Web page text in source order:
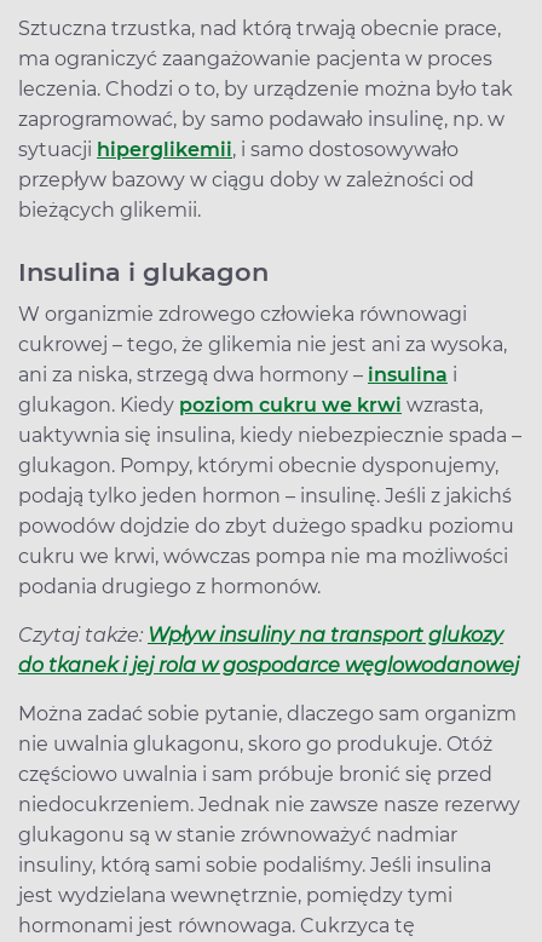
Sztuczna trzustka, nad którą trwają obecnie prace,
ma ograniczyć zaangażowanie pacjenta w proces
leczenia. Chodzi o to, by urządzenie można było tak
zaprogramować, by samo podawało insulinę, np. w
sytuacji hiperglikemii, i samo dostosowywało
przepływ bazowy w ciągu doby w zależności od
bieżących glikemii.
Insulina i glukagon
W organizmie zdrowego człowieka równowagi
cukrowej – tego, że glikemia nie jest ani za wysoka,
ani za niska, strzegą dwa hormony – insulina i
glukagon. Kiedy poziom cukru we krwi wzrasta,
uaktywnia się insulina, kiedy niebezpiecznie spada –
glukagon. Pompy, którymi obecnie dysponujemy,
podają tylko jeden hormon – insulinę. Jeśli z jakichś
powodów dojdzie do zbyt dużego spadku poziomu
cukru we krwi, wówczas pompa nie ma możliwości
podania drugiego z hormonów.
Czytaj także: Wpływ insuliny na transport glukozy
do tkanek i jej rola w gospodarce węglowodanowej
Można zadać sobie pytanie, dlaczego sam organizm
nie uwalnia glukagonu, skoro go produkuje. Otóż
częściowo uwalnia i sam próbuje bronić się przed
niedocukrzeniem. Jednak nie zawsze nasze rezerwy
glukagonu są w stanie zrównoważyć nadmiar
insuliny, którą sami sobie podaliśmy. Jeśli insulina
jest wydzielana wewnętrznie, pomiędzy tymi
hormonami jest równowaga. Cukrzyca tę